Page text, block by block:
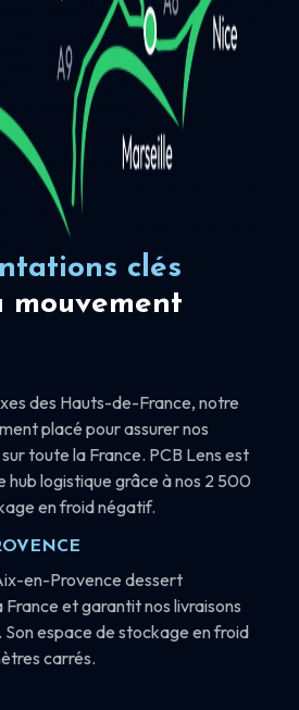
clés
mouvement
des Hauts-de-France, notre
placé pour assurer nos
toute la France. PCB Lens est
hub logistique grâce à nos 2 500
en froid négatif.
en-Provence dessert
France et garantit nos livraisons
Son espace de stockage en froid
carrés.